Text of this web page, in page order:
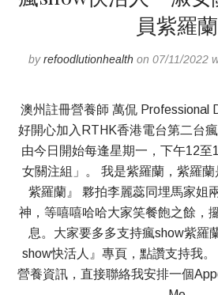
員紫羅蘭
byrefoodlutionhealth on 07/11/2022
澳州註冊營養師 萬侃 Professional
好開心加入RTHK香港電台第二台
由今日開始每逢星期一，下午12至
女關注組」。 我是紫羅蘭，紫羅
紫羅蘭』 夥拍李麗蕊同埋馬家姐
神，等嘻嘻哈哈大家笑餐飽之餘，
息。大家要多多支持瘋show紫羅
show快活人』專頁，點讚支持我
營養資訊，直接聯絡我安排一個